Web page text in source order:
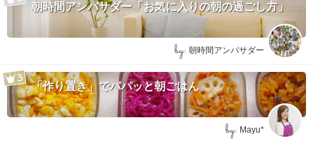
朝時間アンバサダー「お気に入りの朝の過ごし方」
by: 朝時間アンバサダー
「作り置き」でパパッと朝ごはん
by: Mayu*